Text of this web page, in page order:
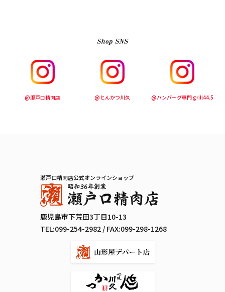
@瀬戸口精肉店 @とんかつ川久 @ハンバーグ専門 grill44.5
瀬戸口精肉店公式オンラインショップ
鹿児島市下荒田3丁目10-13
TEL:099-254-2982 / FAX:099-298-1268